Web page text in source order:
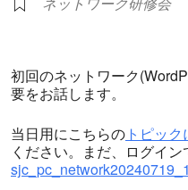
初回のネットワーク
要をお話します。
当日用にこちらの トピッ
ください。まだ、ログイン
sjc_pc_network20240719_1